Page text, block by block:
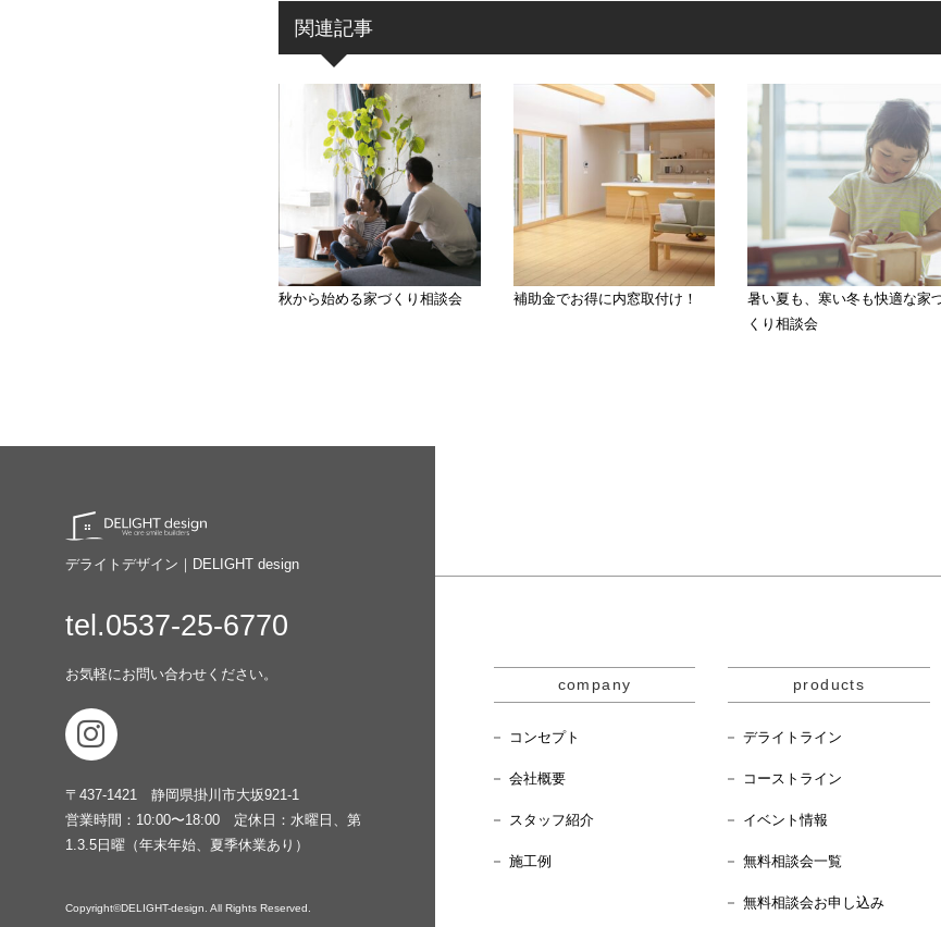
関連記事
秋から始める家づくり相談会 補助金でお得に内窓取付け！
暑い夏も、寒い冬も快適な家
くり相談会
デライトデザイン｜DELIGHT design
tel.0537-25-6770
お気軽にお問い合わせください。
〒437-1421 静岡県掛川市大坂921-1
営業時間：10:00〜18:00 定休日：水曜日、第
1.3.5日曜（年末年始、夏季休業あり）
Copyright©DELIGHT-design. All Rights Reserved.
company
コンセプト
会社概要
スタッフ紹介
施工例
products
デライトライン
コーストライン
イベント情報
無料相談会一覧
無料相談会お申し込み